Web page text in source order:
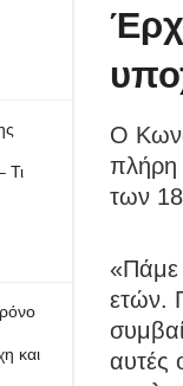
Τι
και
Ο
πλήρη
των
«Πάμε
ετών.
αυτές